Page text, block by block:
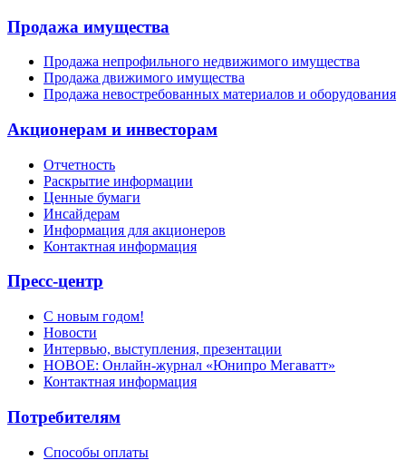
Продажа имущества
Продажа непрофильного недвижимого имущества
Продажа движимого имущества
Продажа невостребованных материалов и оборудования
Акционерам и инвесторам
Отчетность
Раскрытие информации
Ценные бумаги
Инсайдерам
Информация для акционеров
Контактная информация
Пресс-центр
С новым годом!
Новости
Интервью, выступления, презентации
НОВОЕ: Онлайн-журнал «Юнипро Мегаватт»
Контактная информация
Потребителям
Способы оплаты